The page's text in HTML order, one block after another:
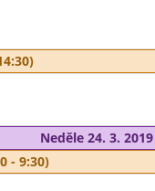
Neděle 24. 3. 2019
- 9:30)